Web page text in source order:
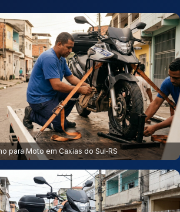
para Moto em Caxias do Sul‑RS